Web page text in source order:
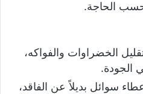
الحاجة.
الخضراوات والفواكه،
الجودة.
سوائل بديلاً عن الفاقد،